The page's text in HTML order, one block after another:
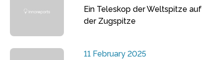
Ein Teleskop der Weltspitze auf
der Zugspitze
11 February 2025